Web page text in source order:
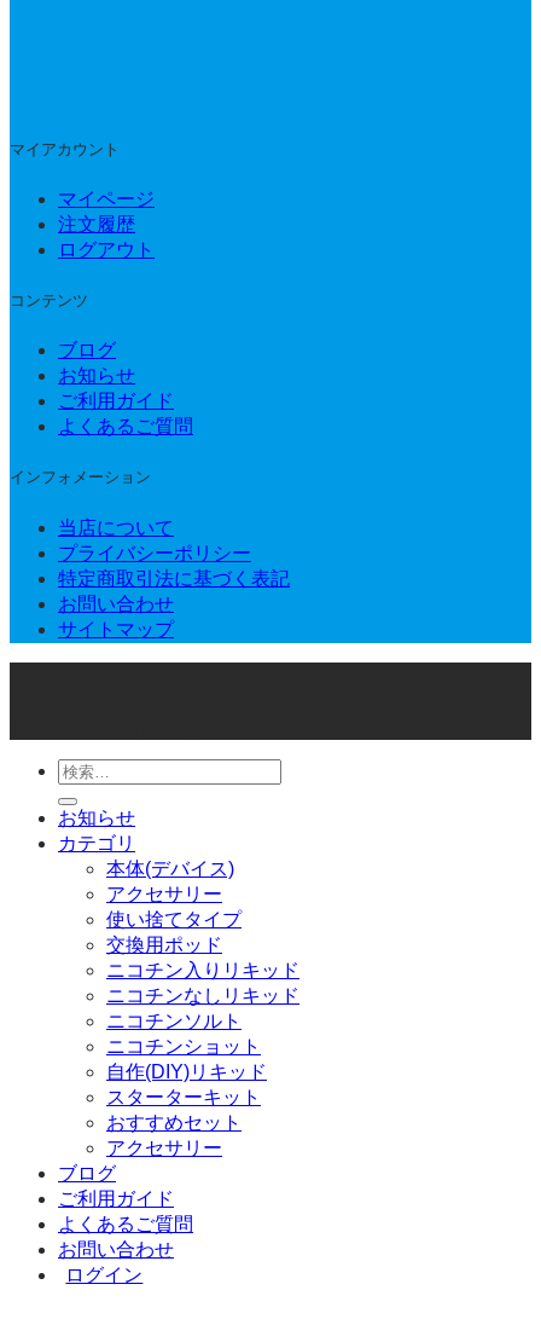
マイアカウント
マイページ
注文履歴
ログアウト
コンテンツ
ブログ
お知らせ
ご利用ガイド
よくあるご質問
インフォメーション
当店について
プライバシーポリシー
特定商取引法に基づく表記
お問い合わせ
サイトマップ
検
索
対
象:
お知らせ
カテゴリ
本体(デバイス)
アクセサリー
使い捨てタイプ
交換用ポッド
ニコチン入りリキッド
ニコチンなしリキッド
ニコチンソルト
ニコチンショット
自作(DIY)リキッド
スターターキット
おすすめセット
アクセサリー
ブログ
ご利用ガイド
よくあるご質問
お問い合わせ
ログイン